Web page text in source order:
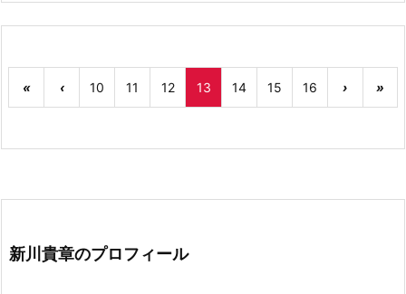
« ‹ 10 11 12 13 14 15 16 › »
新川貴章のプロフィール